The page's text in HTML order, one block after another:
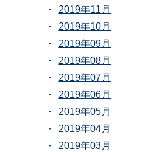
2019年11月
2019年10月
2019年09月
2019年08月
2019年07月
2019年06月
2019年05月
2019年04月
2019年03月